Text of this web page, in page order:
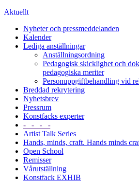
Aktuellt
Nyheter och pressmeddelanden
Kalender
Lediga anställningar
Anställningsordning
Pedagogisk skicklighet och
pedagogiska meriter
Personuppgiftbehandling vid
Breddad rekrytering
Nyhetsbrev
Pressrum
Konstfacks experter
- - - -
Artist Talk Series
Hands, minds, craft. Hands minds
Open School
Remisser
Vårutställning
Konstfack EXHIB